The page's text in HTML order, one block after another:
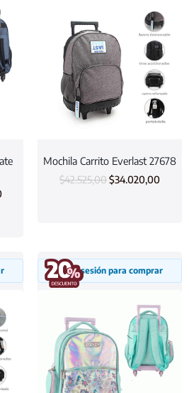
Mochila Carrito Everlast 27678
$42.525,00$34.020,00
Inicia sesión para comprar